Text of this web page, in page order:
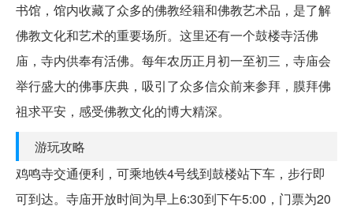
书馆，馆内收藏了众多的佛教经籍和佛教艺术品，是了解
佛教文化和艺术的重要场所。这里还有一个鼓楼寺活佛
庙，寺内供奉有活佛。每年农历正月初一至初三，寺庙会
举行盛大的佛事庆典，吸引了众多信众前来参拜，膜拜佛
祖求平安，感受佛教文化的博大精深。
游玩攻略
鸡鸣寺交通便利，可乘地铁4号线到鼓楼站下车，步行即
可到达。寺庙开放时间为早上6:30到下午5:00，门票为20